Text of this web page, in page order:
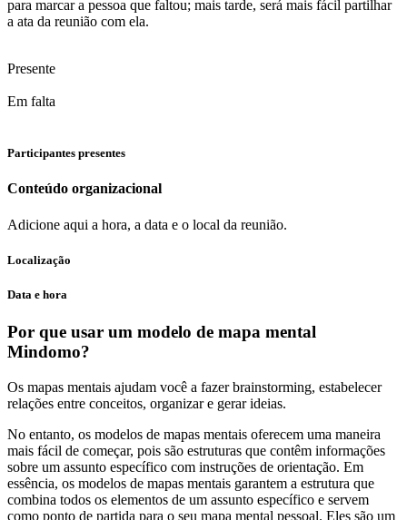
para marcar a pessoa que faltou; mais tarde, será mais fácil partilhar
a ata da reunião com ela.
Presente
Em falta
Participantes presentes
Conteúdo organizacional
Adicione aqui a hora, a data e o local da reunião.
Localização
Data e hora
Por que usar um modelo de mapa mental
Mindomo?
Os mapas mentais ajudam você a fazer brainstorming, estabelecer
relações entre conceitos, organizar e gerar ideias.
No entanto, os modelos de mapas mentais oferecem uma maneira
mais fácil de começar, pois são estruturas que contêm informações
sobre um assunto específico com instruções de orientação. Em
essência, os modelos de mapas mentais garantem a estrutura que
combina todos os elementos de um assunto específico e servem
como ponto de partida para o seu mapa mental pessoal. Eles são um